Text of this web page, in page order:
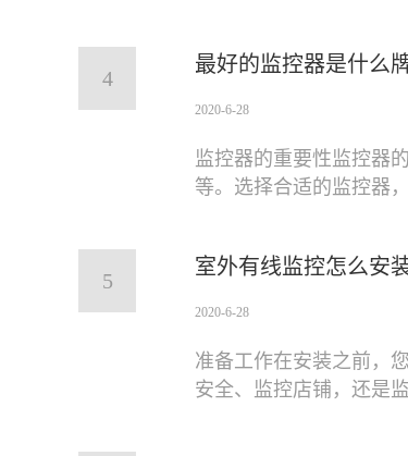
4
最好的监控器是什么
2020-6-28
监控器的重要性监控器
等。选择合适的监控器
5
室外有线监控怎么安
2020-6-28
准备工作在安装之前，
安全、监控店铺，还是